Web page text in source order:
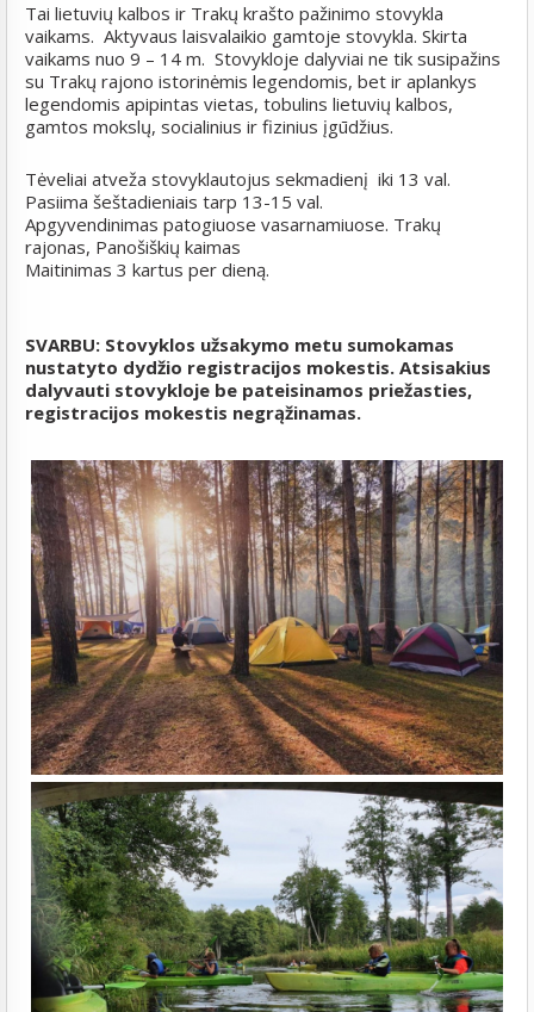
Tai lietuvių kalbos ir Trakų krašto pažinimo stovykla
vaikams. Aktyvaus laisvalaikio gamtoje stovykla. Skirta
vaikams nuo 9 – 14 m. Stovykloje dalyviai ne tik susipažins
su Trakų rajono istorinėmis legendomis, bet ir aplankys
legendomis apipintas vietas, tobulins lietuvių kalbos,
gamtos mokslų, socialinius ir fizinius įgūdžius.
Tėveliai atveža stovyklautojus sekmadienį iki 13 val.
Pasiima šeštadieniais tarp 13-15 val.
Apgyvendinimas patogiuose vasarnamiuose. Trakų
rajonas, Panošiškių kaimas
Maitinimas 3 kartus per dieną.
SVARBU: Stovyklos užsakymo metu sumokamas
nustatyto dydžio registracijos mokestis. Atsisakius
dalyvauti stovykloje be pateisinamos priežasties,
registracijos mokestis negrąžinamas.